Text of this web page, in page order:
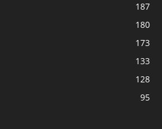
187
180
173
133
128
95